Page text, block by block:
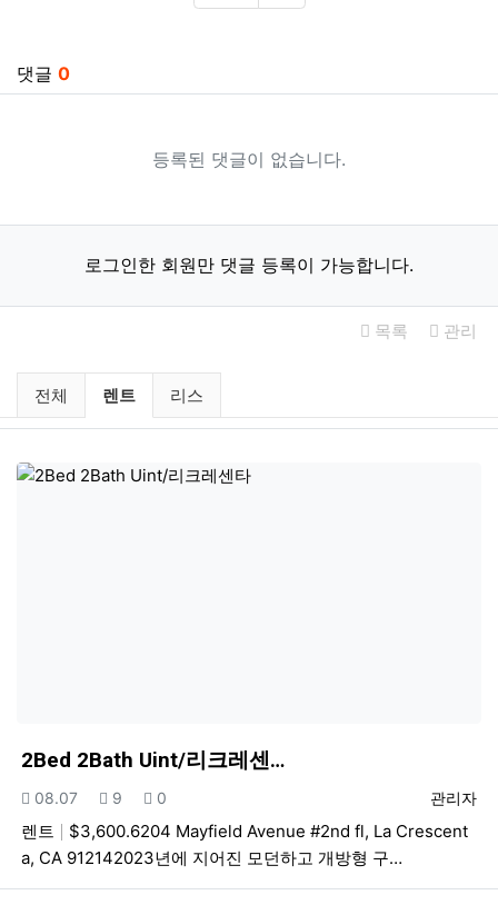
추천 SNS 공유
댓글 0
등록된 댓글이 없습니다.
로그인한 회원만 댓글 등록이 가능합니다.
목록 관리
미국부동산 렌트 / 리스 분류 목록
전체 현재 분류
렌트 리스
2Bed 2Bath Uint/리크레센…
등록자
관리자
등록일
08.07 조회
9 추천
0
렌트
$3,600.6204 Mayfield Avenue #2nd fl, La Crescent
a, CA 912142023년에 지어진 모던하고 개방형 구…